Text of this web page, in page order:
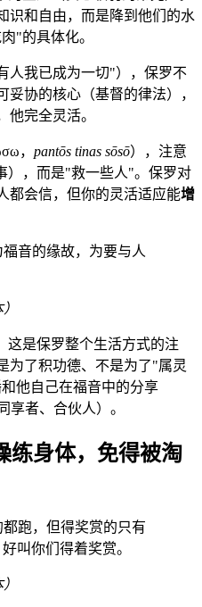
识和自由，而是降到他们的水
"的具体化。
有人我已成为一切"），保罗不
协的核心（基督的律法），
他完全灵活。
， pantōs tinas sōsō），注意
），而是"救一些人"。保罗对
都会信，但你的灵活适应能增
音的缘故，为要与人
这是保罗整个生活方式的注
为了积功德、不是为了"属灵
他自己在福音中的分享
享者、合伙人）。
练身体，免得被淘
跑，但得奖赏的只有
叫你们得着奖赏。